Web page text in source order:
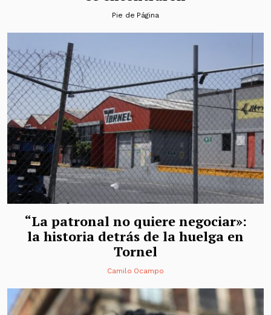
Pie de Página
“La patronal no quiere negociar»:
la historia detrás de la huelga en
Tornel
Camilo Ocampo